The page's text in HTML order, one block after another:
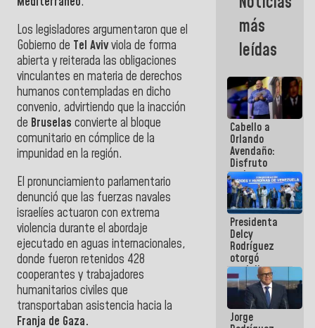
Los legisladores argumentaron que el
Gobierno de Tel Avivviola de forma
abierta y reiterada las obligaciones
vinculantes en materia de derechos
humanos contempladas en dicho
convenio, advirtiendo que la inacción
de Bruselas convierte al bloque
comunitario en cómplice de la
impunidad en la región.
El pronunciamiento parlamentario
denunció que las fuerzas navales
israelíes actuaron con extrema
violencia durante el abordaje
ejecutado en aguas internacionales,
donde fueron retenidos 428
cooperantes y trabajadores
humanitarios civiles que
transportaban asistencia hacia la
Franja de Gaza.
Primavera
en Caracas
más
leídas
Cabello a
Orlando
Avendaño:
Disfruto
cada vez
que escribes
porque lo
que haces
es
embarrarla
Presidenta
Delcy
Rodríguez
otorgó
medalla
"Héroe de
Venezuela"
a servidores
públicos
Jorge